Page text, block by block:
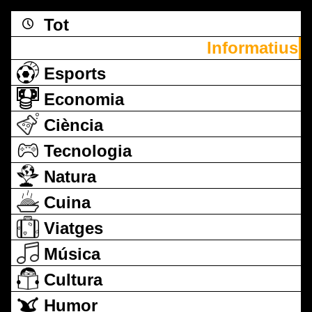
Tot
Informatius
Esports
Economia
Ciència
Tecnologia
Natura
Cuina
Viatges
Música
Cultura
Humor